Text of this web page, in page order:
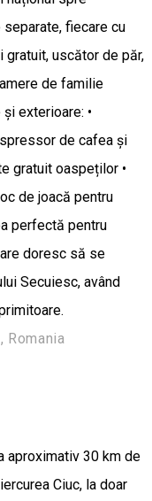
fiecare cu
gratuit, uscător de păr,
de familie
exterioare: •
de cafea și
gratuit oaspeților •
de joacă pentru
perfectă pentru
doresc să se
Secuiesc, având
Romania
aproximativ 30 km de
Ciuc, la doar